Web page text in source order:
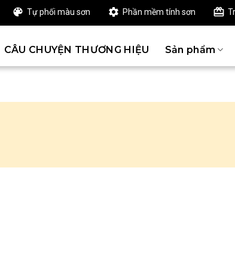
Tự phối màu sơn Phần mềm tính sơn
CÂU CHUYỆN THƯƠNG HIỆU Sản phẩm